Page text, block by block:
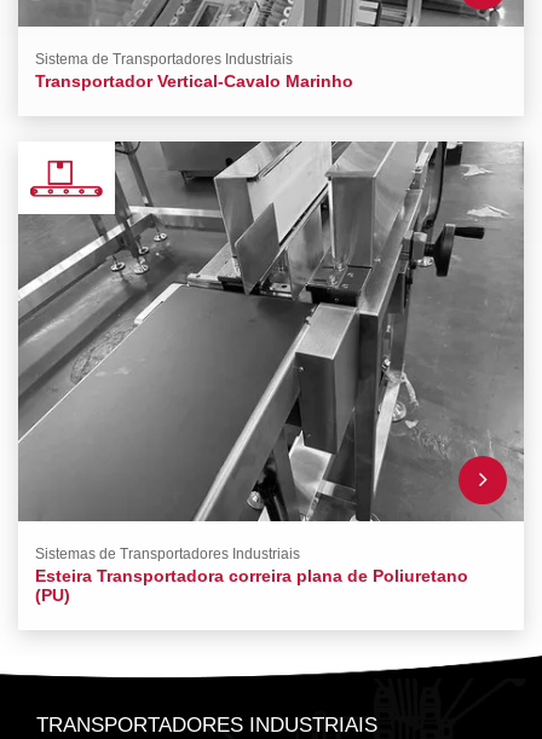
Sistema de Transportadores Industriais
Transportador Vertical-Cavalo Marinho
Sistemas de Transportadores Industriais
Esteira Transportadora correira plana de Poliuretano
(PU)
TRANSPORTADORES INDUSTRIAIS